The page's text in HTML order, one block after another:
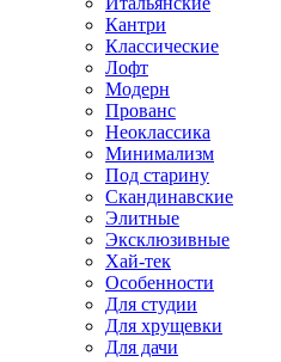
Кантри
Классические
Лофт
Модерн
Прованс
Неоклассика
Минимализм
Под старину
Скандинавские
Элитные
Эксклюзивные
Хай-тек
Особенности
Для студии
Для хрущевки
Для дачи